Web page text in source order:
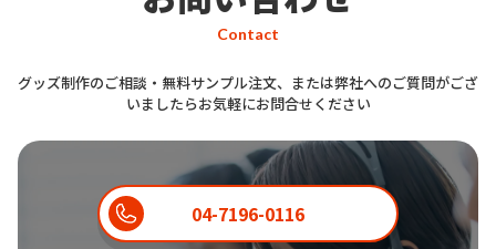
Contact
グッズ制作のご相談・無料サンプル注文、または弊社へのご質問がござ
いましたらお気軽にお問合せください
04-7196-0116